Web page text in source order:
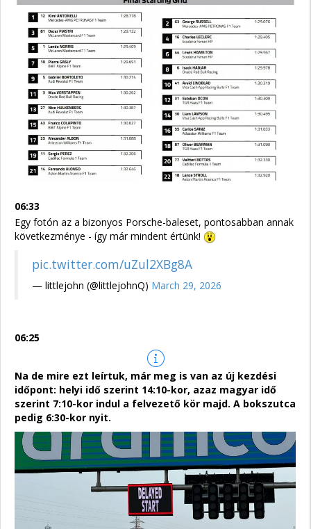
06:33
Egy fotón az a bizonyos Porsche-baleset, pontosabban annak
következménye - így már mindent értünk!
pic.twitter.com/uZul2XBg8A
— littlejohn (@littlejohnQ) March 29, 2026
06:25
Na de mire ezt leírtuk, már meg is van az új kezdési
időpont: helyi idő szerint 14:10-kor, azaz magyar idő
szerint 7:10-kor indul a felvezető kör majd. A bokszutca
pedig 6:30-kor nyit.